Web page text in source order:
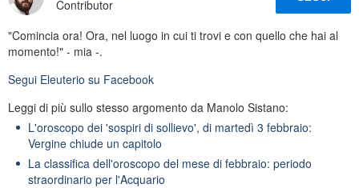
Contributor
"Comincia ora! Ora, nel luogo in cui ti trovi e con quello che hai al
momento!" - mia -.
Segui Eleuterio su Facebook
Leggi di più sullo stesso argomento da Manolo Sistano:
L'oroscopo dei 'sospiri di sollievo', di martedì 3 febbraio:
Vergine chiude un capitolo
La classifica dell'oroscopo del mese di febbraio: periodo
straordinario per l'Acquario